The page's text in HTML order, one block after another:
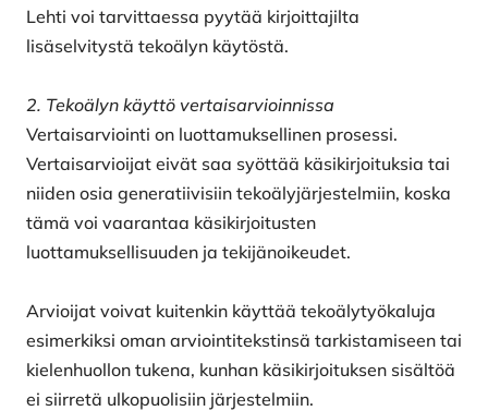
Lehti voi tarvittaessa pyytää kirjoittajilta
lisäselvitystä tekoälyn käytöstä.
2. Tekoälyn käyttö vertaisarvioinnissa
Vertaisarviointi on luottamuksellinen prosessi.
Vertaisarvioijat eivät saa syöttää käsikirjoituksia tai
niiden osia generatiivisiin tekoälyjärjestelmiin, koska
tämä voi vaarantaa käsikirjoitusten
luottamuksellisuuden ja tekijänoikeudet.
Arvioijat voivat kuitenkin käyttää tekoälytyökaluja
esimerkiksi oman arviointitekstinsä tarkistamiseen tai
kielenhuollon tukena, kunhan käsikirjoituksen sisältöä
ei siirretä ulkopuolisiin järjestelmiin.